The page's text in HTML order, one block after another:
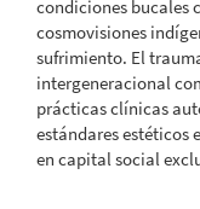
condiciones bucales
cosmovisiones
sufrimiento. El
intergeneracional
prácticas clínicas
estándares estéticos
en capital social